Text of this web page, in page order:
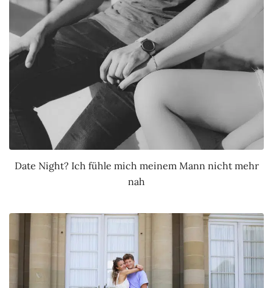
Date Night? Ich fühle mich meinem Mann nicht mehr
nah